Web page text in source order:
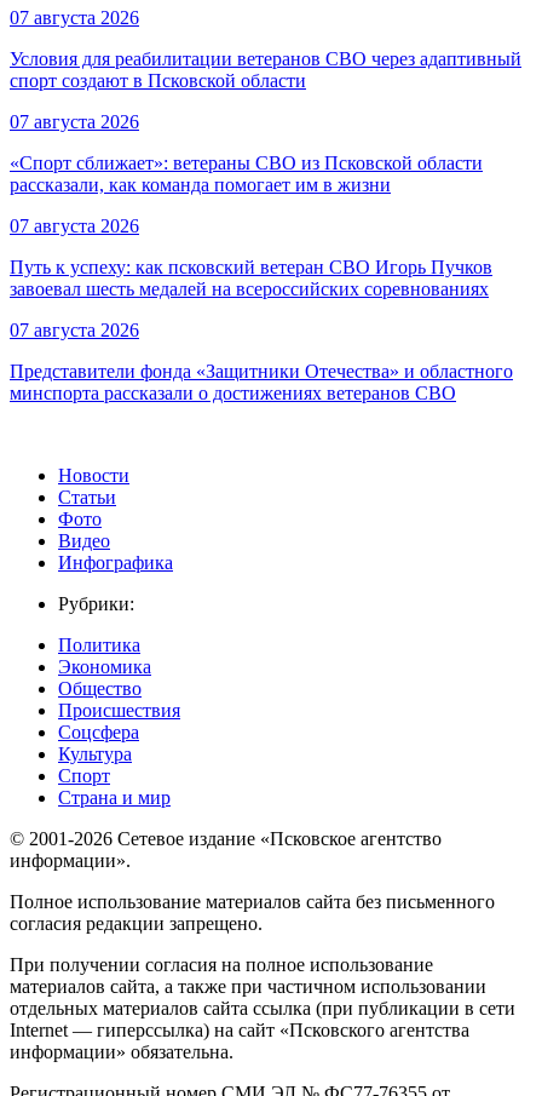
07 августа 2026
Условия для реабилитации ветеранов СВО через адаптивный
спорт создают в Псковской области
07 августа 2026
«Спорт сближает»: ветераны СВО из Псковской области
рассказали, как команда помогает им в жизни
07 августа 2026
Путь к успеху: как псковский ветеран СВО Игорь Пучков
завоевал шесть медалей на всероссийских соревнованиях
07 августа 2026
Представители фонда «Защитники Отечества» и областного
минспорта рассказали о достижениях ветеранов СВО
Новости
Статьи
Фото
Видео
Инфографика
Рубрики:
Политика
Экономика
Общество
Происшествия
Соцсфера
Культура
Спорт
Страна и мир
© 2001-2026 Сетевое издание «Псковское агентство
информации».
Полное использование материалов сайта без письменного
согласия редакции запрещено.
При получении согласия на полное использование
материалов сайта, а также при частичном использовании
отдельных материалов сайта ссылка (при публикации в сети
Internet — гиперссылка) на сайт «Псковского агентства
информации» обязательна.